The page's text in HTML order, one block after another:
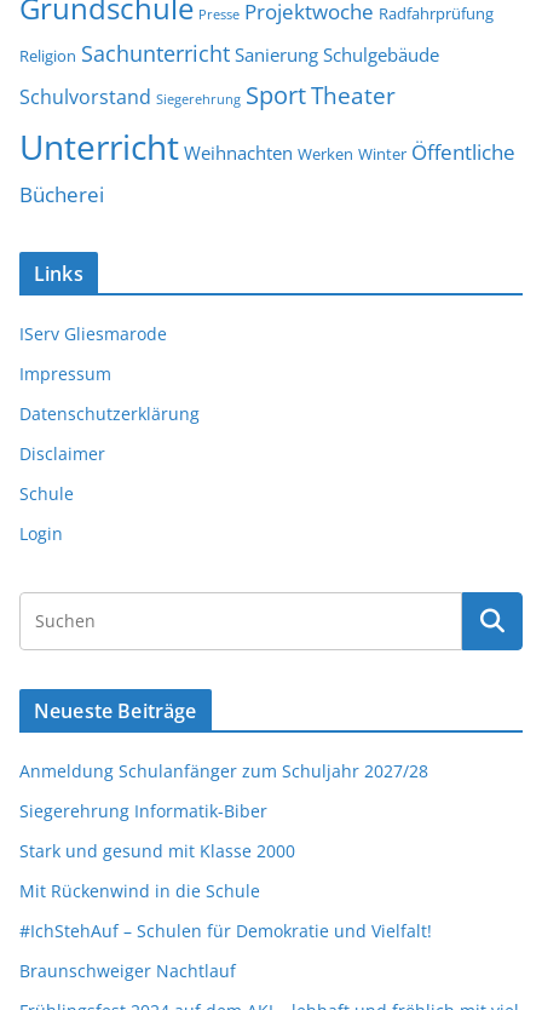
Grundschule Presse Projektwoche Radfahrprüfung
Religion Sachunterricht Sanierung Schulgebäude
Schulvorstand Siegerehrung SportTheater
Unterricht Weihnachten Werken Winter Öffentliche
Bücherei
Links
IServ Gliesmarode
Impressum
Datenschutzerklärung
Disclaimer
Schule
Login
Neueste Beiträge
Anmeldung Schulanfänger zum Schuljahr 2027/28
Siegerehrung Informatik-Biber
Stark und gesund mit Klasse 2000
Mit Rückenwind in die Schule
#IchStehAuf – Schulen für Demokratie und Vielfalt!
Braunschweiger Nachtlauf